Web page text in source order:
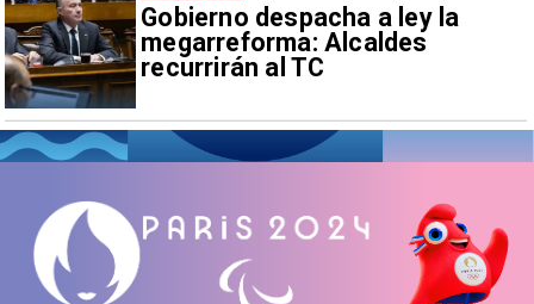
Gobierno despacha a ley la
megarreforma: Alcaldes
recurrirán al TC